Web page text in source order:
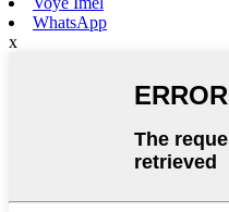
WhatsApp
x